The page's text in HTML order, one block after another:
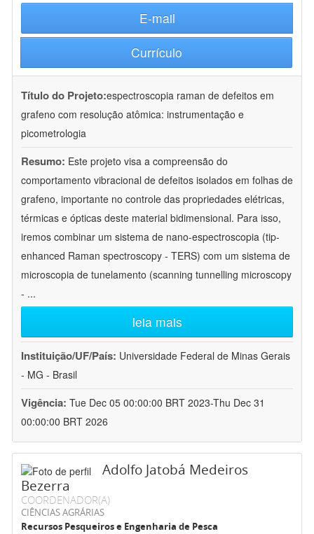
E-mail
Currículo
Título do Projeto:espectroscopia raman de defeitos em
grafeno com resolução atômica: instrumentação e
picometrologia
Resumo: Este projeto visa a compreensão do
comportamento vibracional de defeitos isolados em folhas de
grafeno, importante no controle das propriedades elétricas,
térmicas e ópticas deste material bidimensional. Para isso,
iremos combinar um sistema de nano-espectroscopia (tip-
enhanced Raman spectroscopy - TERS) com um sistema de
microscopia de tunelamento (scanning tunnelling microscopy
- ...
leia mais
Instituição/UF/País: Universidade Federal de Minas Gerais
- MG - Brasil
Vigência: Tue Dec 05 00:00:00 BRT 2023-Thu Dec 31
00:00:00 BRT 2026
Adolfo Jatobá Medeiros
Bezerra
COORDENADOR(A)
CIÊNCIAS AGRÁRIAS
Recursos Pesqueiros e Engenharia de Pesca